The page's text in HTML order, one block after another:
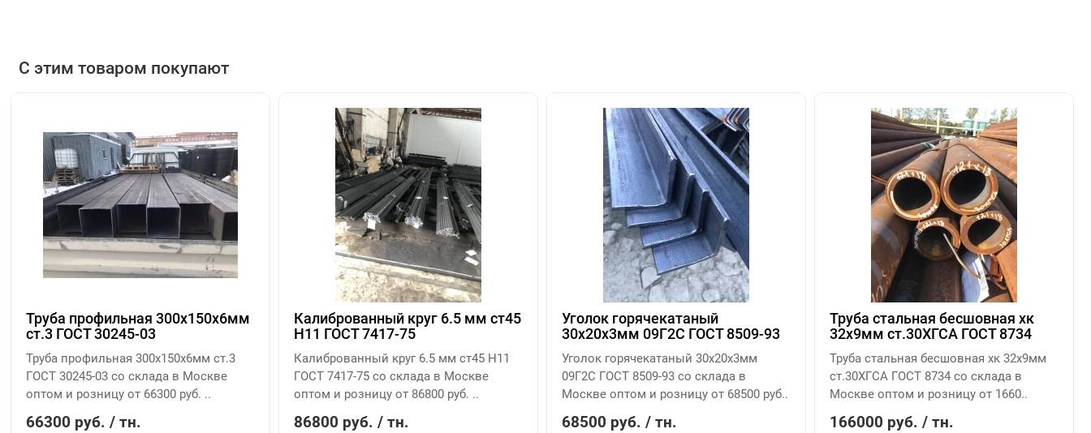
С этим товаром покупают
Труба профильная 300х150х6мм
ст.3 ГОСТ 30245-03
Труба профильная 300х150х6мм ст.3
ГОСТ 30245-03 со склада в Москве
оптом и розницу от 66300 руб. ..
66300 руб. / тн.
Калиброванный круг 6.5 мм ст45
H11 ГОСТ 7417-75
Калиброванный круг 6.5 мм ст45 H11
ГОСТ 7417-75 со склада в Москве
оптом и розницу от 86800 руб. ..
86800 руб. / тн.
Уголок горячекатаный
30х20х3мм 09Г2С ГОСТ 8509-93
Уголок горячекатаный 30х20х3мм
09Г2С ГОСТ 8509-93 со склада в
Москве оптом и розницу от 68500 руб..
68500 руб. / тн.
Труба стальная бесшовная хк
32х9мм ст.30ХГСА ГОСТ 8734
Труба стальная бесшовная хк 32х9мм
ст.30ХГСА ГОСТ 8734 со склада в
Москве оптом и розницу от 1660..
166000 руб. / тн.